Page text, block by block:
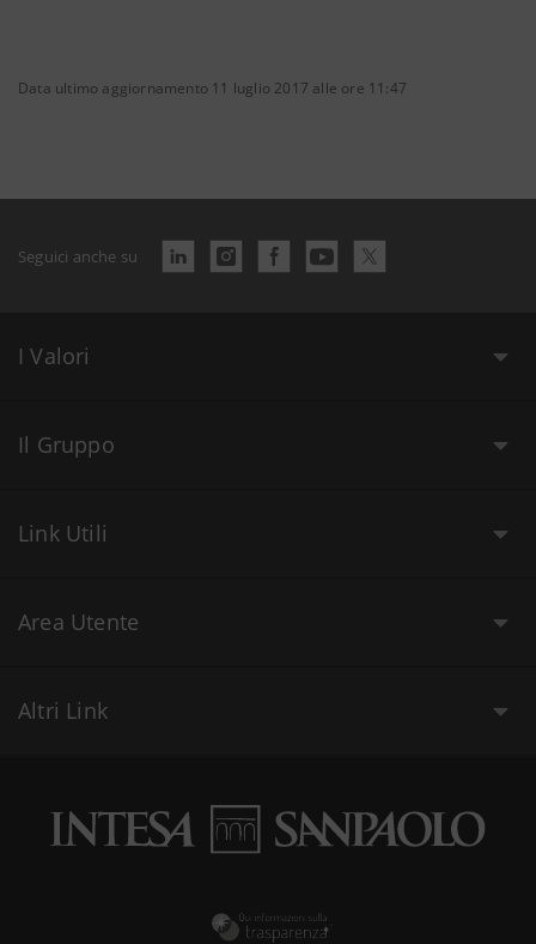
Data ultimo aggiornamento 11 luglio 2017 alle ore 11:47
Seguici anche su
I Valori
Il Gruppo
Link Utili
Area Utente
Altri Link